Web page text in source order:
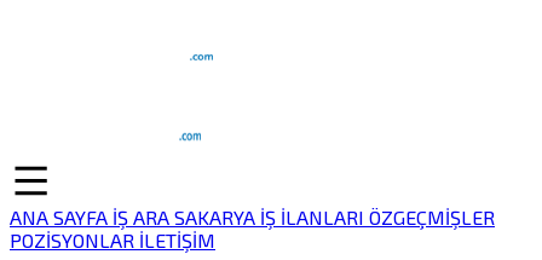
ANA SAYFA İŞ ARA SAKARYA İŞ İLANLARI ÖZGEÇMİŞLER
POZİSYONLAR İLETİŞİM